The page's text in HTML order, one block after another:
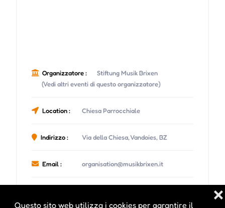
Questo sito web utilizza i cookies per garantire il
❌
Organizzatore :
Stiftung Musik Brixen
(Vedi altri eventi di questo organizzatore)
Location : Chiesa Parrocchiale
Indirizzo : Via della Chiesa, Vandoies, BZ
Email : organisation@musikbrixen.it